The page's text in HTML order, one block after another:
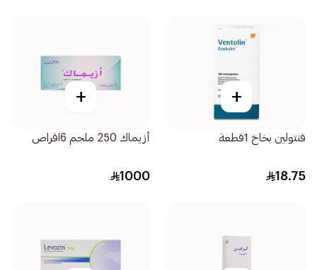
+
فنتولين بخاخ 1قطعة
18.75
+
أزيماك 250 ملجم 6اقراص
1000